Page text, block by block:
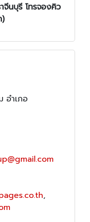
จีนบุรี โทรจองคิว
อำเภอ
,